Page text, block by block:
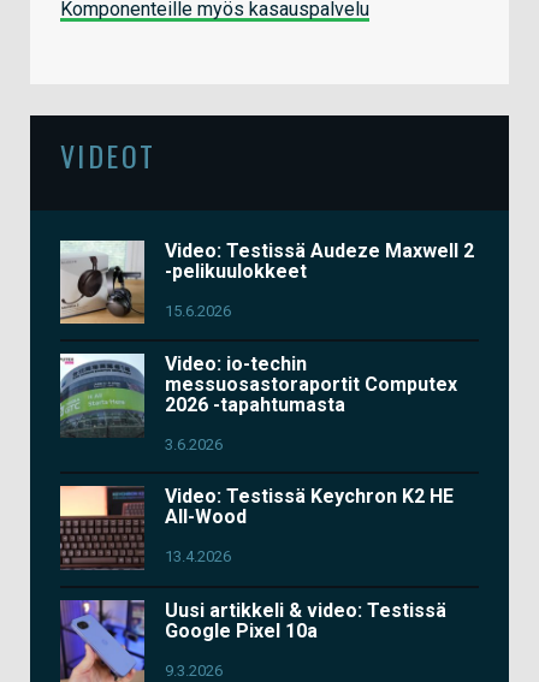
Komponenteille myös kasauspalvelu
VIDEOT
Video: Testissä Audeze Maxwell 2
-pelikuulokkeet
15.6.2026
Video: io-techin
messuosastoraportit Computex
2026 -tapahtumasta
3.6.2026
Video: Testissä Keychron K2 HE
All-Wood
13.4.2026
Uusi artikkeli & video: Testissä
Google Pixel 10a
9.3.2026